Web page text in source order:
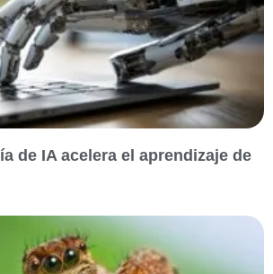
de IA acelera el aprendizaje de